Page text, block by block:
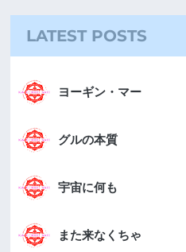
LATEST POSTS
ヨーギン・マー
グルの本質
宇宙に何も
また来なくちゃ